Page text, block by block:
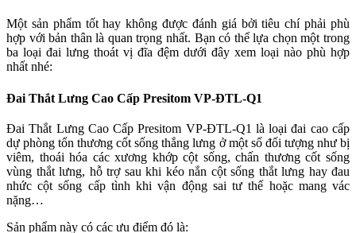
Một sản phẩm tốt hay không được đánh giá bởi tiêu chí phải phù
hợp với bản thân là quan trọng nhất. Bạn có thể lựa chọn một trong
ba loại đai lưng thoát vị đĩa đệm dưới đây xem loại nào phù hợp
nhất nhé:
Đai Thắt Lưng Cao Cấp Presitom VP-ĐTL-Q1
Đai Thắt Lưng Cao Cấp Presitom VP-ĐTL-Q1 là loại đai cao cấp
dự phòng tổn thương cốt sống thắng lưng ở một số đối tượng như bị
viêm, thoái hóa các xương khớp cột sống, chấn thương cốt sống
vùng thắt lưng, hỗ trợ sau khi kéo nắn cột sống thắt lưng hay đau
nhức cột sống cấp tình khi vận động sai tư thế hoặc mang vác
nặng…
Sản phẩm này có các ưu điểm đó là: